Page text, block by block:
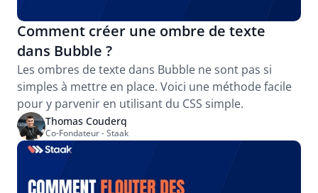
Comment créer une ombre de texte
dans Bubble ?
Les ombres de texte dans Bubble ne sont pas si
simples à mettre en place. Voici une méthode facile
pour y parvenir en utilisant du CSS simple.
Thomas Couderq
Co-Fondateur - Staak